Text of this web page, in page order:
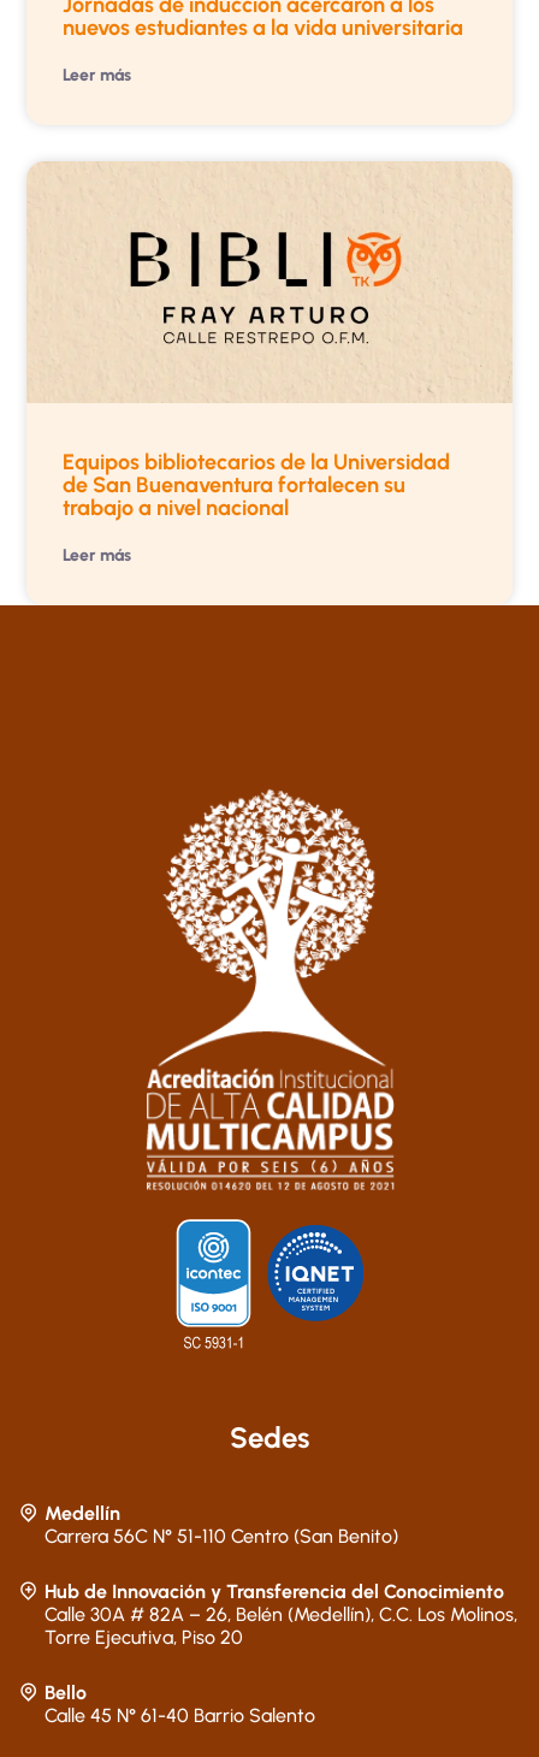
nuevos estudiantes a la vida universitaria
Leer más
Equipos bibliotecarios de la Universidad
de San Buenaventura fortalecen su
trabajo a nivel nacional
Leer más
Sedes
Medellín
Carrera 56C N° 51-110 Centro (San Benito)
Hub de Innovación y Transferencia del Conocimiento
Calle 30A # 82A – 26, Belén (Medellín), C.C. Los Molinos,
Torre Ejecutiva, Piso 20
Bello
Calle 45 N° 61-40 Barrio Salento